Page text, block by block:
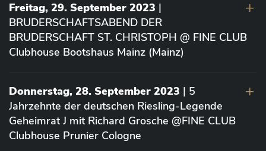
Freitag, 29. September 2023 |
BRUDERSCHAFTSABEND DER
BRUDERSCHAFT ST. CHRISTOPH @ FINE CLUB
Clubhouse Bootshaus Mainz (Mainz)
Donnerstag, 28. September 2023 | 5
Jahrzehnte der deutschen Riesling-Legende
Geheimrat J mit Richard Grosche @FINE CLUB
Clubhouse Prunier Cologne